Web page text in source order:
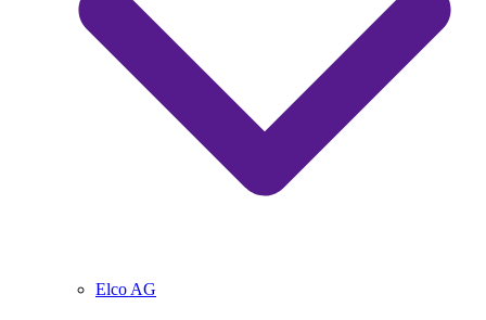
Elco AG